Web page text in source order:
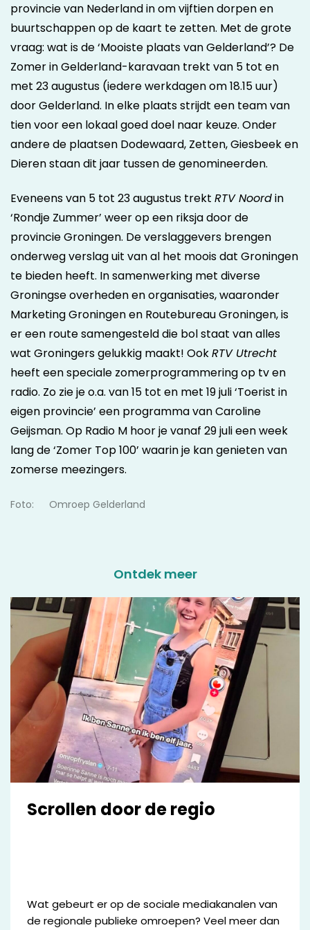
provincie van Nederland in om vijftien dorpen en
buurtschappen op de kaart te zetten. Met de grote
vraag: wat is de ‘Mooiste plaats van Gelderland’? De
Zomer in Gelderland-karavaan trekt van 5 tot en
met 23 augustus (iedere werkdagen om 18.15 uur)
door Gelderland. In elke plaats strijdt een team van
tien voor een lokaal goed doel naar keuze. Onder
andere de plaatsen Dodewaard, Zetten, Giesbeek en
Dieren staan dit jaar tussen de genomineerden.
Eveneens van 5 tot 23 augustus trekt RTV Noordin
‘Rondje Zummer’ weer op een riksja door de
provincie Groningen. De verslaggevers brengen
onderweg verslag uit van al het moois dat Groningen
te bieden heeft. In samenwerking met diverse
Groningse overheden en organisaties, waaronder
Marketing Groningen en Routebureau Groningen, is
er een route samengesteld die bol staat van alles
wat Groningers gelukkig maakt! OokRTV Utrecht
heeft een speciale zomerprogrammering op tv en
radio. Zo zie je o.a. van 15 tot en met 19 juli ‘Toerist in
eigen provincie’ een programma van Caroline
Geijsman. Op Radio M hoor je vanaf 29 juli een week
lang de ‘Zomer Top 100’ waarin je kan genieten van
zomerse meezingers.
Foto: Omroep Gelderland
Ontdek meer
Scrollen door de regio
Wat gebeurt er op de sociale mediakanalen van
de regionale publieke omroepen? Veel meer dan